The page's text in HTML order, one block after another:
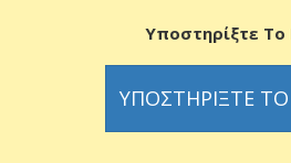
Υποστηρίξτε Το
ΥΠΟΣΤΗΡΊΞΤΕ ΤΟ